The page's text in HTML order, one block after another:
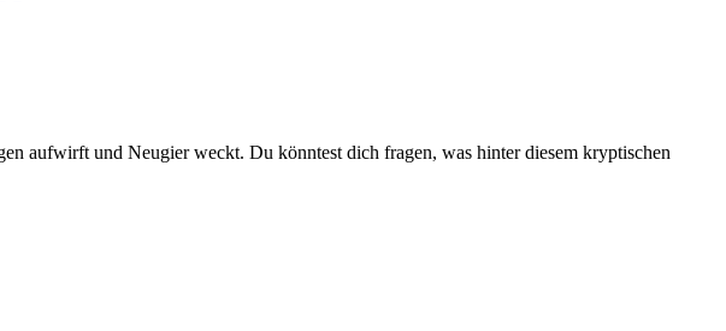
aufwirft und Neugier weckt. Du könntest dich fragen, was hinter diesem kryptischen